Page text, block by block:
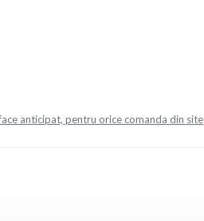
anticipat, pentru orice comanda din site